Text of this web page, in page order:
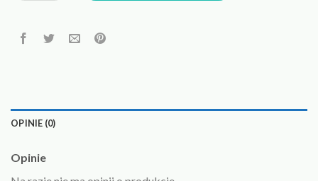
OPINIE (0)
Opinie